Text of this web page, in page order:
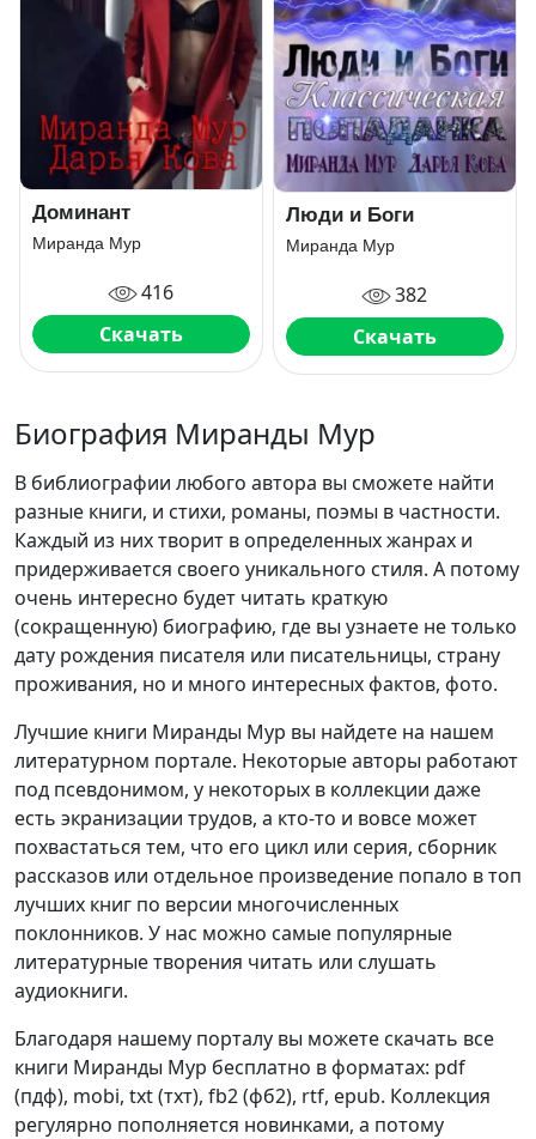
Доминант
Миранда Мур
416
Скачать
Люди и Боги
Миранда Мур
382
Скачать
Биография Миранды Мур
В библиографии любого автора вы сможете найти
разные книги, и стихи, романы, поэмы в частности.
Каждый из них творит в определенных жанрах и
придерживается своего уникального стиля. А потому
очень интересно будет читать краткую
(сокращенную) биографию, где вы узнаете не только
дату рождения писателя или писательницы, страну
проживания, но и много интересных фактов, фото.
Лучшие книги Миранды Мур вы найдете на нашем
литературном портале. Некоторые авторы работают
под псевдонимом, у некоторых в коллекции даже
есть экранизации трудов, а кто-то и вовсе может
похвастаться тем, что его цикл или серия, сборник
рассказов или отдельное произведение попало в топ
лучших книг по версии многочисленных
поклонников. У нас можно самые популярные
литературные творения читать или слушать
аудиокниги.
Благодаря нашему порталу вы можете скачать все
книги Миранды Мур бесплатно в форматах: pdf
(пдф), mobi, txt (тхт), fb2 (фб2), rtf, epub. Коллекция
регулярно пополняется новинками, а потому